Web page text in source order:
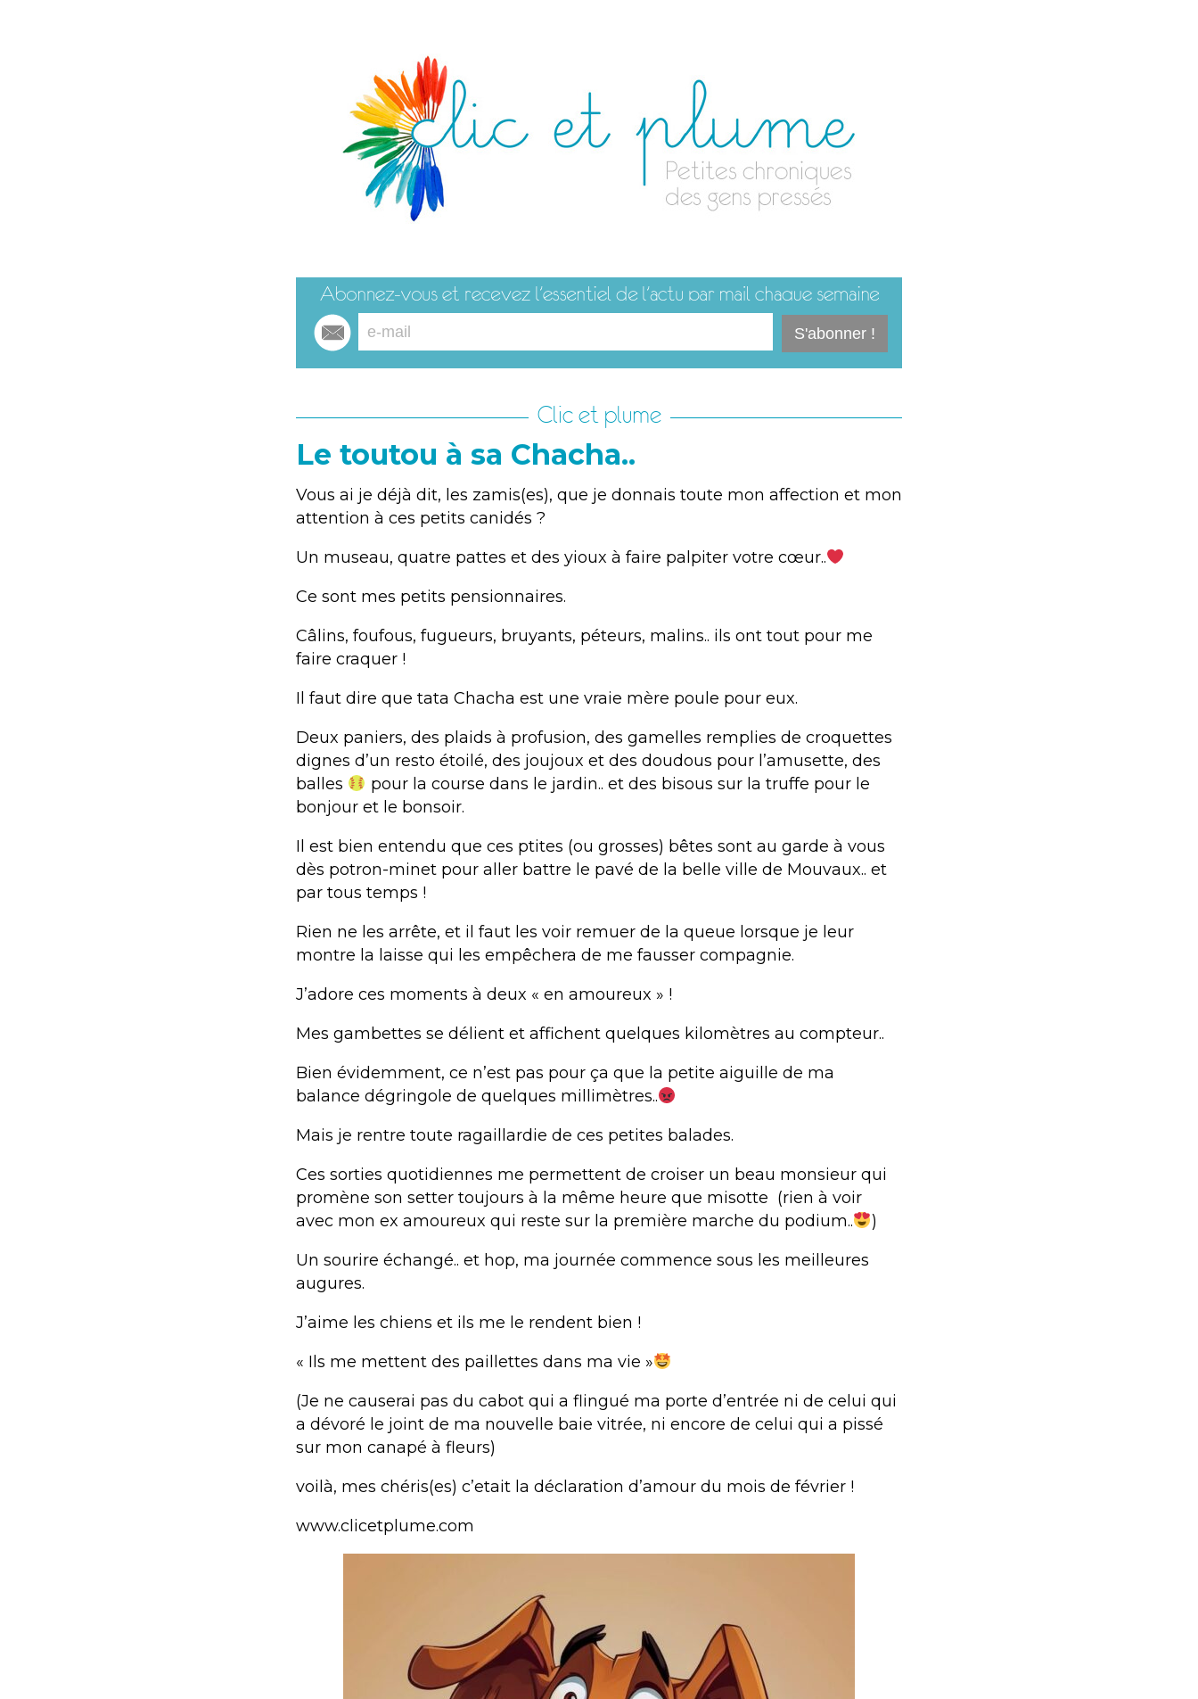
Clic et plume
Le toutou à sa Chacha..
Vous ai je déjà dit, les zamis(es), que je donnais toute mon affection et mon
attention à ces petits canidés ?
Un museau, quatre pattes et des yioux à faire palpiter votre cœur..
Ce sont mes petits pensionnaires.
Câlins, foufous, fugueurs, bruyants, péteurs, malins.. ils ont tout pour me
faire craquer !
Il faut dire que tata Chacha est une vraie mère poule pour eux.
Deux paniers, des plaids à profusion, des gamelles remplies de croquettes
dignes d’un resto étoilé, des joujoux et des doudous pour l’amusette, des
balles
pour la course dans le jardin.. et des bisous sur la truffe pour le
bonjour et le bonsoir.
Il est bien entendu que ces ptites (ou grosses) bêtes sont au garde à vous
dès potron-minet pour aller battre le pavé de la belle ville de Mouvaux.. et
par tous temps !
Rien ne les arrête, et il faut les voir remuer de la queue lorsque je leur
montre la laisse qui les empêchera de me fausser compagnie.
J’adore ces moments à deux « en amoureux » !
Mes gambettes se délient et affichent quelques kilomètres au compteur..
Bien évidemment, ce n’est pas pour ça que la petite aiguille de ma
balance dégringole de quelques millimètres..
Mais je rentre toute ragaillardie de ces petites balades.
Ces sorties quotidiennes me permettent de croiser un beau monsieur qui
promène son setter toujours à la même heure que misotte (rien à voir
avec mon ex amoureux qui reste sur la première marche du podium..
)
Un sourire échangé.. et hop, ma journée commence sous les meilleures
augures.
J’aime les chiens et ils me le rendent bien !
« Ils me mettent des paillettes dans ma vie »
(Je ne causerai pas du cabot qui a flingué ma porte d’entrée ni de celui qui
a dévoré le joint de ma nouvelle baie vitrée, ni encore de celui qui a pissé
sur mon canapé à fleurs)
voilà, mes chéris(es) c’etait la déclaration d’amour du mois de février !
www.clicetplume.com